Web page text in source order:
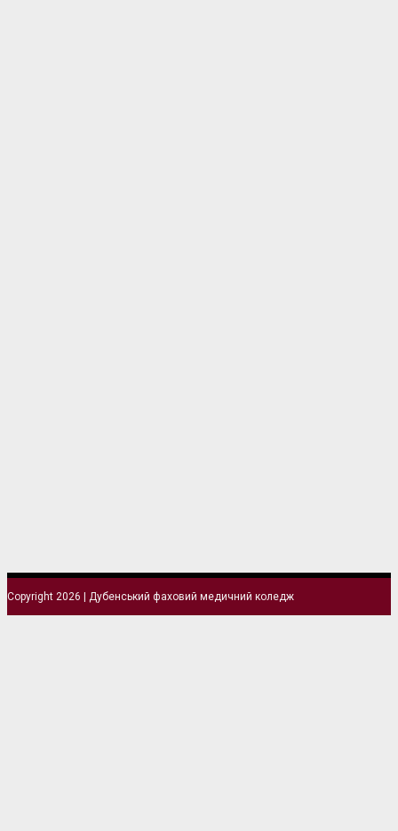
Copyright 2026 | Дубенський фаховий медичний коледж